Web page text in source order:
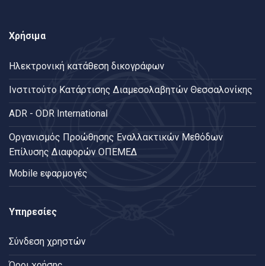
Χρήσιμα
Ηλεκτρονική κατάθεση δικογράφων
Ινστιτούτο Κατάρτισης Διαμεσολαβητών Θεσσαλονίκης
ADR - ODR International
Oργανισμός Προώθησης Εναλλακτικών Μεθόδων
Επίλυσης Διαφορών ΟΠΕΜΕΔ
Mobile εφαρμογές
Υπηρεσίες
Σύνδεση χρηστών